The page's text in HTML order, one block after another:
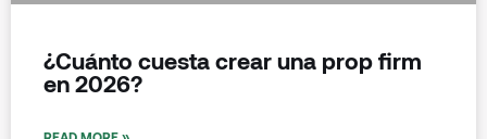
¿Cuánto cuesta crear una prop firm
en 2026?